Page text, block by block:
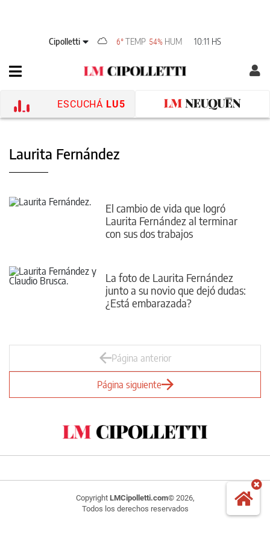
Cipolletti 6°TEMP 54% HUM 10:11 HS
ESCUCHÁ LU5
Laurita Fernández
El cambio de vida que logró
Laurita Fernández al terminar
con sus dos trabajos
La foto de Laurita Fernández
junto a su novio que dejó dudas:
¿Está embarazada?
Página anterior
Página siguiente
Copyright LMCipolletti.com© 2026,
Todos los derechos reservados